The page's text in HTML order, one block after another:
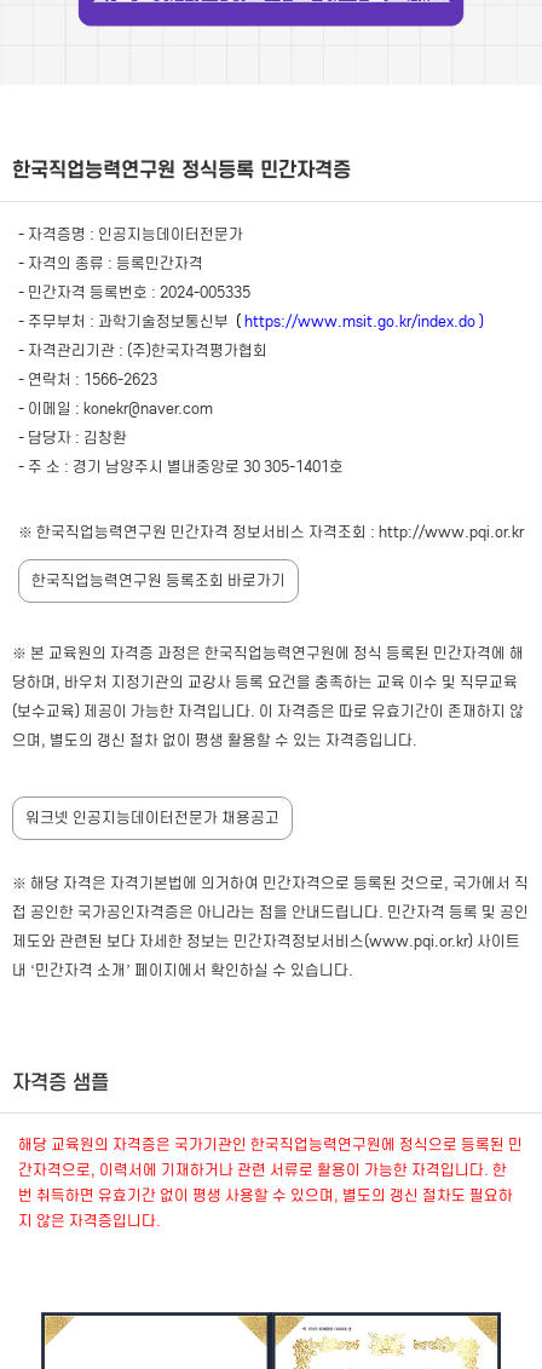
한국직업능력연구원 정식등록 민간자격증
- 자격증명 : 인공지능데이터전문가
- 자격의 종류 : 등록민간자격
- 민간자격 등록번호 : 2024-005335
- 주무부처 : 과학기술정보통신부 ( https://www.msit.go.kr/index.do )
- 자격관리기관 : (주)한국자격평가협회
- 연락처 : 1566-2623
- 이메일 : konekr@naver.com
- 담당자 : 김창환
- 주 소 : 경기 남양주시 별내중앙로 30 305-1401호
※ 한국직업능력연구원 민간자격 정보서비스 자격조회 : http://www.pqi.or.kr
한국직업능력연구원 등록조회 바로가기
※ 본 교육원의 자격증 과정은 한국직업능력연구원에 정식 등록된 민간자격에 해
당하며, 바우처 지정기관의 교강사 등록 요건을 충족하는 교육 이수 및 직무교육
(보수교육) 제공이 가능한 자격입니다. 이 자격증은 따로 유효기간이 존재하지 않
으며, 별도의 갱신 절차 없이 평생 활용할 수 있는 자격증입니다.
워크넷 인공지능데이터전문가 채용공고
※ 해당 자격은 자격기본법에 의거하여 민간자격으로 등록된 것으로, 국가에서 직
접 공인한 국가공인자격증은 아니라는 점을 안내드립니다. 민간자격 등록 및 공인
제도와 관련된 보다 자세한 정보는 민간자격정보서비스(www.pqi.or.kr) 사이트
내 ‘민간자격 소개’ 페이지에서 확인하실 수 있습니다.
자격증 샘플
해당 교육원의 자격증은 국가기관인 한국직업능력연구원에 정식으로 등록된 민
간자격으로, 이력서에 기재하거나 관련 서류로 활용이 가능한 자격입니다. 한
번 취득하면 유효기간 없이 평생 사용할 수 있으며, 별도의 갱신 절차도 필요하
지 않은 자격증입니다.